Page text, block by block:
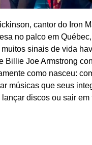
não fazê-lo.
isso não foi louco o
no bolo: ainda no
de Tóquio chamada
simplesmente
UMA
(como
é um mistério pra
cantor do Iron
no palco em
sinais de vida
Billie Joe Armstrong
como nasceu:
músicas que seus
discos ou sair em